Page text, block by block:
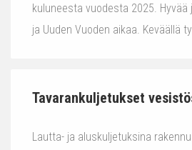
kuluneesta vuodesta 2025. Hyvää
ja Uuden Vuoden aikaa. Keväällä
Tavarankuljetukset
Lautta- ja aluskuljetuksina